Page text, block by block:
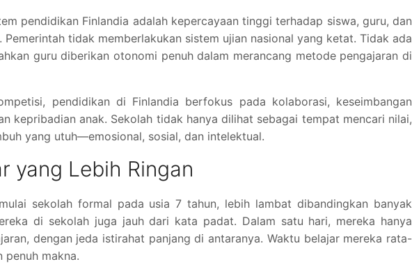
pendidikan Finlandia adalah kepercayaan tinggi terhadap siswa, guru, dan
tidak memberlakukan sistem ujian nasional yang ketat. Tidak ada
guru diberikan otonomi penuh dalam merancang metode pengajaran di
pendidikan di Finlandia berfokus pada kolaborasi, keseimbangan
kepribadian anak. Sekolah tidak hanya dilihat sebagai tempat mencari nilai,
yang utuh—emosional, sosial, dan intelektual.
yang Lebih Ringan
sekolah formal pada usia 7 tahun, lebih lambat dibandingkan banyak
di sekolah juga jauh dari kata padat. Dalam satu hari, mereka hanya
dengan jeda istirahat panjang di antaranya. Waktu belajar mereka rata-
penuh makna.